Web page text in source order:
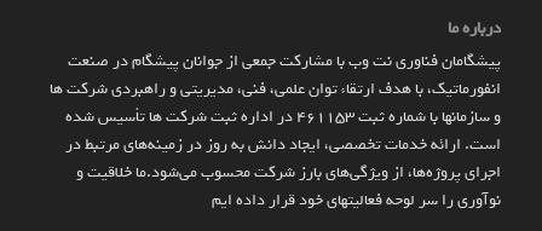
درباره ما
پیشگامان فناوری نت وب با مشارکت جمعی از جوانان پیشگام در صنعت
انفورماتیک، با هدف ارتقاء توان علمی، فنی، مدیریتی و راهبردی شرکت ها
و سازمان­ها با شماره ثبت 461153 در اداره ثبت شرکت ها تأسیس شده
است. ارائه خدمات تخصصی، ایجاد دانش به‌ روز در زمینه‌های مرتبط در
اجرای پروژه‌ها، از ویژگی‌های بارز شرکت محسوب می‌شود.ما خلاقیت و
نوآوری را سر لوحه فعالیتهای خود قرار داده ایم